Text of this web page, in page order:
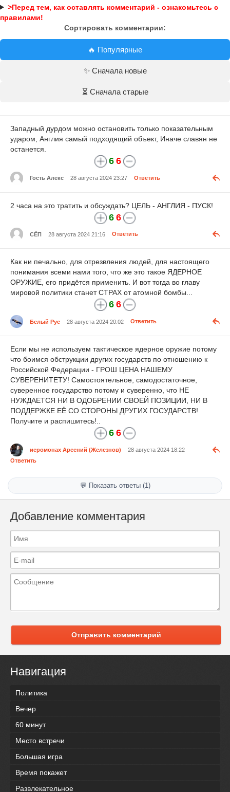
>Перед тем, как оставлять комментарий - ознакомьтесь с
правилами!
Сортировать комментарии:
🔥 Популярные
✨ Сначала новые
⏳ Сначала старые
Западный дурдом можно остановить только показательным
ударом, Англия самый подходящий объект, Иначе славян не
останется.
6 6
Гость Алекс 28 августа 2024 23:27 Ответить
2 часа на это тратить и обсуждать? ЦЕЛЬ - АНГЛИЯ - ПУСК!
6 6
СЁП 28 августа 2024 21:16 Ответить
Как ни печально, для отрезвления людей, для настоящего
понимания всеми нами того, что же это такое ЯДЕРНОЕ
ОРУЖИЕ, его придётся применить. И вот тогда во главу
мировой политики станет СТРАХ от атомной бомбы...
6 6
Белый Рус 28 августа 2024 20:02 Ответить
Если мы не используем тактическое ядерное оружие потому
что боимся обструкции других государств по отношению к
Российской Федерации - ГРОШ ЦЕНА НАШЕМУ
СУВЕРЕНИТЕТУ! Самостоятельное, самодостаточное,
суверенное государство потому и суверенно, что НЕ
НУЖДАЕТСЯ НИ В ОДОБРЕНИИ СВОЕЙ ПОЗИЦИИ, НИ В
ПОДДЕРЖКЕ ЕЁ СО СТОРОНЫ ДРУГИХ ГОСУДАРСТВ!
Получите и распишитесь!..
6 6
иеромонах Арсений (Железнов)
28 августа 2024 18:22
Ответить
💬 Показать ответы (1)
Добавление комментария
Отправить комментарий
Навигация
Политика
Вечер
60 минут
Место встречи
Большая игра
Время покажет
Развлекательное